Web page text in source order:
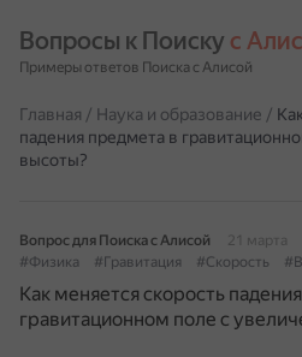
Вопросы к Поиску с
Примеры ответов Поиска с Алисой
Главная / Наука и образование /
падения предмета в
высоты?
Вопрос для Поиска с Алисой
21 марта
#Физика
#Гравитация #Скорость
Как меняется скорость
гравитационном поле с